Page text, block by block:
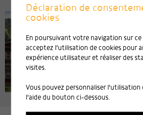
Déclaration de
cookies
En poursuivant votre navigation sur ce
acceptez l'utilisation de cookies pour
expérience utilisateur et réaliser des
visites.
Vous pouvez personnaliser l'utilisation
l'aide du bouton ci-dessous.